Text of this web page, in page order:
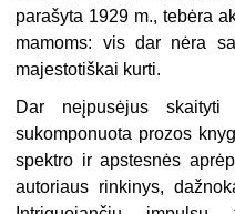
parašyta 1929 m., tebėra
mamoms: vis dar nėra
majestotiškai kurti.
Dar neįpusėjus
sukomponuota prozos
spektro ir apstesnės
autoriaus rinkinys,